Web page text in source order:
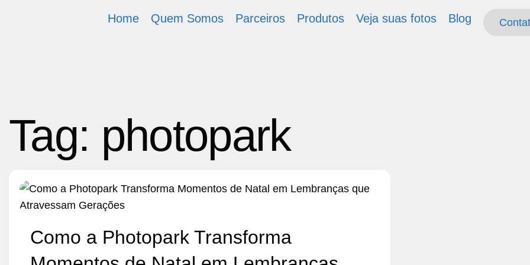
Home Quem Somos Parceiros Produtos Veja suas fotos Blog
Tag: photopark
Como a Photopark Transforma